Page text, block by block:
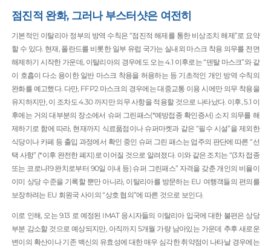
점진적 완화, 그러나 부스터샷은 여전히
기본적인 이탈리아 정부의 방역 수칙은 “점진적 해제를 통한 비상조치 해제”로 요약
할 수 있다. 현재, 폴란드를 비롯한 일부 유럽 국가는 실내외 마스크 착용 의무를 전면
해제하기 시작한 가운데, 이탈리아의 경우에도 오는 4.1 이후로는 “덴탈 마스크”와 같
이 호흡이 다소 용이한 일반 마스크 착용을 허용하는 등 기초적인 개인 방역 수칙의
완화를 예고했다. 다만, FFP2 마스크의 경우에는 대중교통 이용 시에만 의무 착용을
유지하지만, 이 조차도 4.30 까지만 의무 사항을 적용할 것으로 나타났다. 이후, 5.1 이
후에는 거의 대부분의 장소에서 슈퍼 그린패스(*예방접종 확인증서) 소지 의무를 해
제하기로 함에 따라, 현재까지 식료품점이나 슈퍼마켓과 같은 “필수 시설”을 제외한
식당이나 카페 등 출입 과정에서 확인 중인 슈퍼 그린 패스는 업주의 판단에 따른 “선
택 사항” (*이후 완전한 폐지)로 이어질 것으로 알려졌다. 이와 같은 조치는 “(3차 접종
또는 코로나19 완치로부터 90일 이내 등) 슈퍼 그린패스” 자격을 갖춘 개인의 비율이
이미 상당 수준을 기록할 뿐만 아니라, 이탈리아를 방문하는 EU 여행객들의 편의를
보장하려는 EU 회원국 사이의 “상호 협의”에 따른 것으로 보인다.
이로 인해, 오는 9.13 로 예정된 IMAT 응시자들의 이탈리아 입국에 대한 불편은 상당
부분 감소할 것으로 예상되지만, 아직까지 5개월 가량 남아있는 가운데 추후 새로운
변이의 확산이나 기존 백신의 유효성에 대한 매우 심각한 취약점이 나타날 경우에는